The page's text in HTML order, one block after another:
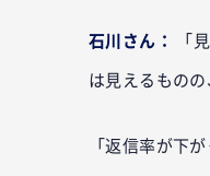
石川さん： 「
は見えるもの
「返信率が下